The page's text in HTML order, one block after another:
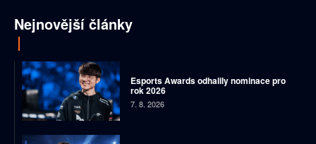
Nejnovější články
Esports Awards odhalily nominace pro
rok 2026
7. 8. 2026